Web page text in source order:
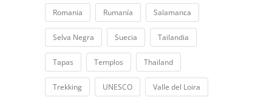
Romania Rumanía Salamanca
Selva Negra Suecia Tailandia
Tapas Templos Thailand
Trekking UNESCO Valle del Loira